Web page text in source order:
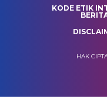
KODE ETIK
HAK